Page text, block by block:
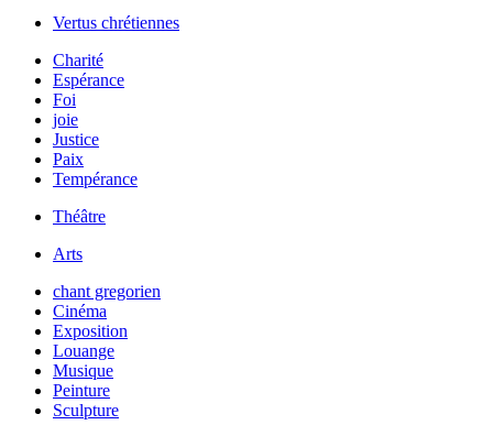
Vertus chrétiennes
Charité
Espérance
Foi
joie
Justice
Paix
Tempérance
Théâtre
Arts
chant gregorien
Cinéma
Exposition
Louange
Musique
Peinture
Sculpture